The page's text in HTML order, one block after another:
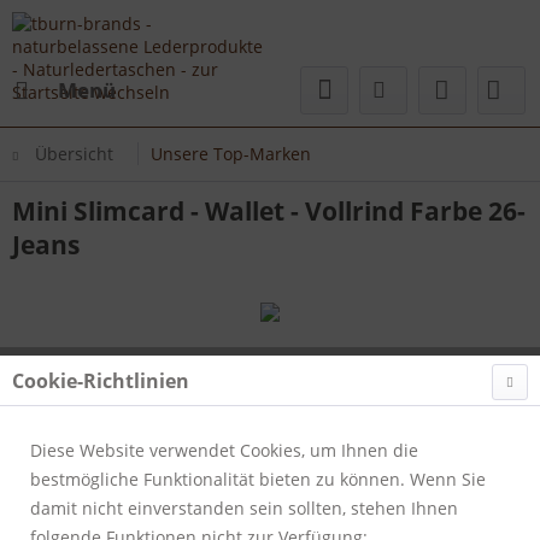
Menü
Übersicht Unsere Top-Marken
Mini Slimcard - Wallet - Vollrind Farbe 26-
Jeans
Cookie-Richtlinien
Diese Website verwendet Cookies, um Ihnen die
bestmögliche Funktionalität bieten zu können. Wenn Sie
damit nicht einverstanden sein sollten, stehen Ihnen